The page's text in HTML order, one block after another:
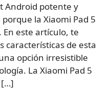
Android potente y
la Xiaomi Pad 5
este artículo, te
características de esta
opción irresistible
La Xiaomi Pad 5
[…]